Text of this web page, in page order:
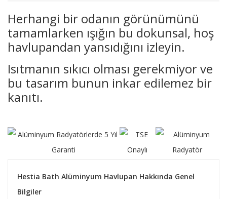
Herhangi bir odanın görünümünü
tamamlarken ışığın bu dokunsal, hoş
havlupandan yansıdığını izleyin.
Isıtmanın sıkıcı olması gerekmiyor ve
bu tasarım bunun inkar edilemez bir
kanıtı.
Hestia Bath Alüminyum Havlupan Hakkında Genel
Bilgiler